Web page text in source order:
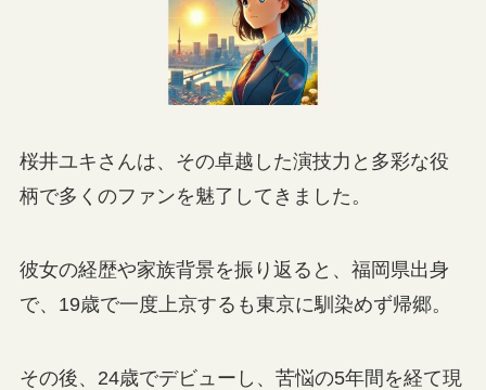
桜井ユキさんは、その卓越した演技力と多彩な役
柄で多くのファンを魅了してきました。
彼女の経歴や家族背景を振り返ると、福岡県出身
で、19歳で一度上京するも東京に馴染めず帰郷。
その後、24歳でデビューし、苦悩の5年間を経て現